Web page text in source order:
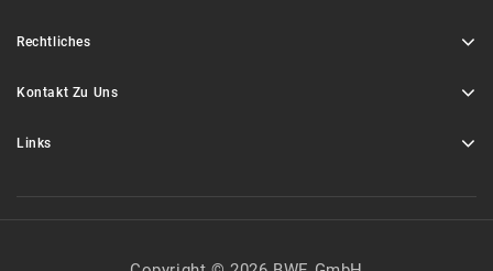
Rechtliches
Kontakt Zu Uns
Links